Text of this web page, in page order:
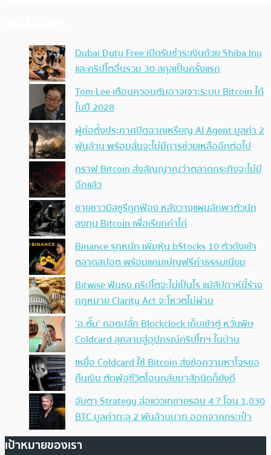
Dubai Duty Free เปิดรับชำระเงินด้วย Shiba Inu
และคริปโตอื่นรวม 30 สกุลเป็นครั้งแรก
Tom Lee เตือนควอนตัมอาจเจาะระบบ Bitcoin ได้
ในปี 2028
ผู้ก่อตั้งประกาศปิดฉากเหรียญ AI Agent มูลค่า 2
พันล้าน พร้อมลั่นจะไม่มีการช่วยเหลืออีกต่อไป
กราฟ Bitcoin ส่งสัญญาณว่าตลาดกระทิงจะไม่มี
อีกแล้ว
ชายชาวมิสซูรีถูกฟ้อง หลังวางแผนลักพาตัวนัก
ลงทุน Bitcoin เพื่อเรียกค่าไถ่
Binance รุกหนัก เพิ่มหุ้น bStocks 10 ตัวดังเข้า
ตลาดสปอต พร้อมแคมเปญฟรีค่าธรรมเนียม
Bitwise ฟันธง คริปโตจะไม่เป็นไร แม้สัปดาห์นี้ร่าง
กฎหมาย Clarity Act จะโหวตไม่ผ่าน
‘อ.ตั๊ม’ ถอดปลั้ก Blockclock เก็บเข้าตู้ หวั่นพิษ
Coldcard ลุกลามสู่อุปกรณ์คริปโทฯ ในบ้าน
เหยื่อ Coldcard ใช้ Bitcoin ส่งข้อความหาโจรขอ
คืนเงิน ตัดพ้อชีวิตโอนกลับมาสักนิดก็ยังดี
จับตา Strategy ส่อแววเทขายรอบ 4 ? โอน 1,030
BTC มูลค่าทะลุ 2 พันล้านบาท ออกจากกระเป๋า
เป้าหมายของเรา